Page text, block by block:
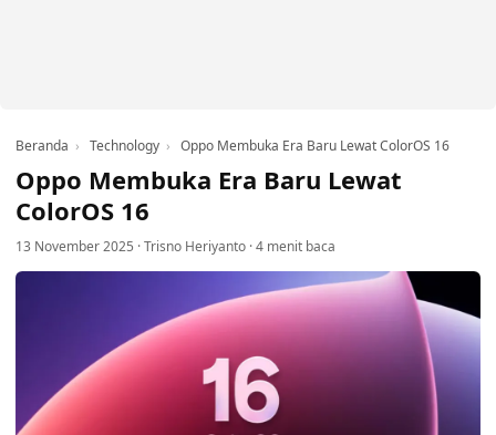
Beranda Technology Oppo Membuka Era Baru Lewat ColorOS 16
Oppo Membuka Era Baru Lewat
ColorOS 16
13 November 2025 ·Trisno Heriyanto ·4 menit baca